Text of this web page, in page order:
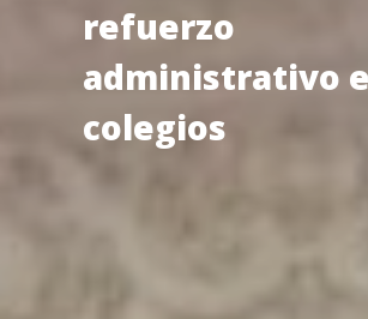
refuerzo
administrativo
colegios